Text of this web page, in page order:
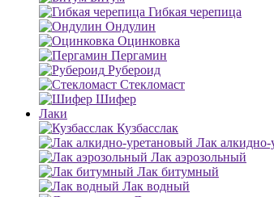
Гибкая черепица
Ондулин
Оцинковка
Пергамин
Рубероид
Стекломаст
Шифер
Лаки
Кузбасслак
Лак алкидно-
Лак аэрозольный
Лак битумный
Лак водный